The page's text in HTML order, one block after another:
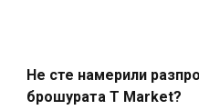
Не сте намерили
брошурата T Market?